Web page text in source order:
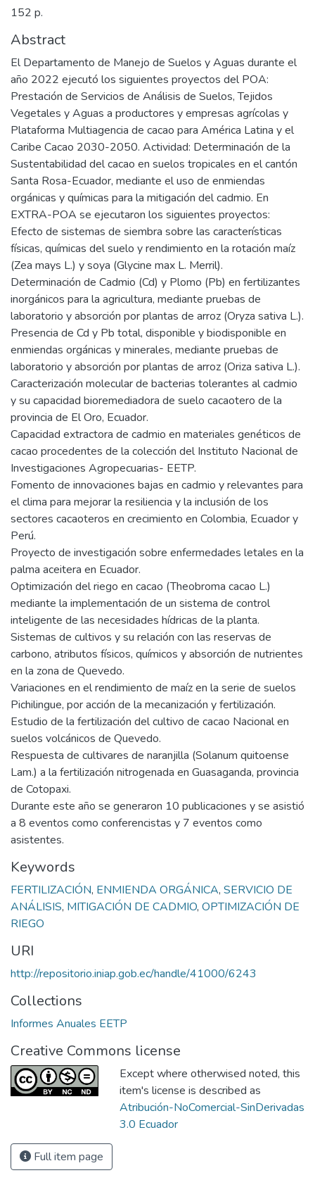
152 p.
Abstract
El Departamento de Manejo de Suelos y Aguas durante el
año 2022 ejecutó los siguientes proyectos del POA:
Prestación de Servicios de Análisis de Suelos, Tejidos
Vegetales y Aguas a productores y empresas agrícolas y
Plataforma Multiagencia de cacao para América Latina y el
Caribe Cacao 2030-2050. Actividad: Determinación de la
Sustentabilidad del cacao en suelos tropicales en el cantón
Santa Rosa-Ecuador, mediante el uso de enmiendas
orgánicas y químicas para la mitigación del cadmio. En
EXTRA-POA se ejecutaron los siguientes proyectos:
Efecto de sistemas de siembra sobre las características
físicas, químicas del suelo y rendimiento en la rotación maíz
(Zea mays L.) y soya (Glycine max L. Merril).
Determinación de Cadmio (Cd) y Plomo (Pb) en fertilizantes
inorgánicos para la agricultura, mediante pruebas de
laboratorio y absorción por plantas de arroz (Oryza sativa L.).
Presencia de Cd y Pb total, disponible y biodisponible en
enmiendas orgánicas y minerales, mediante pruebas de
laboratorio y absorción por plantas de arroz (Oriza sativa L.).
Caracterización molecular de bacterias tolerantes al cadmio
y su capacidad bioremediadora de suelo cacaotero de la
provincia de El Oro, Ecuador.
Capacidad extractora de cadmio en materiales genéticos de
cacao procedentes de la colección del Instituto Nacional de
Investigaciones Agropecuarias- EETP.
Fomento de innovaciones bajas en cadmio y relevantes para
el clima para mejorar la resiliencia y la inclusión de los
sectores cacaoteros en crecimiento en Colombia, Ecuador y
Perú.
Proyecto de investigación sobre enfermedades letales en la
palma aceitera en Ecuador.
Optimización del riego en cacao (Theobroma cacao L.)
mediante la implementación de un sistema de control
inteligente de las necesidades hídricas de la planta.
Sistemas de cultivos y su relación con las reservas de
carbono, atributos físicos, químicos y absorción de nutrientes
en la zona de Quevedo.
Variaciones en el rendimiento de maíz en la serie de suelos
Pichilingue, por acción de la mecanización y fertilización.
Estudio de la fertilización del cultivo de cacao Nacional en
suelos volcánicos de Quevedo.
Respuesta de cultivares de naranjilla (Solanum quitoense
Lam.) a la fertilización nitrogenada en Guasaganda, provincia
de Cotopaxi.
Durante este año se generaron 10 publicaciones y se asistió
a 8 eventos como conferencistas y 7 eventos como
asistentes.
Keywords
FERTILIZACIÓN, ENMIENDA ORGÁNICA, SERVICIO DE
ANÁLISIS, MITIGACIÓN DE CADMIO, OPTIMIZACIÓN DE
RIEGO
URI
http://repositorio.iniap.gob.ec/handle/41000/6243
Collections
Informes Anuales EETP
Creative Commons license
Except where otherwised noted, this
item's license is described as
Atribución-NoComercial-SinDerivadas
3.0 Ecuador
Full item page